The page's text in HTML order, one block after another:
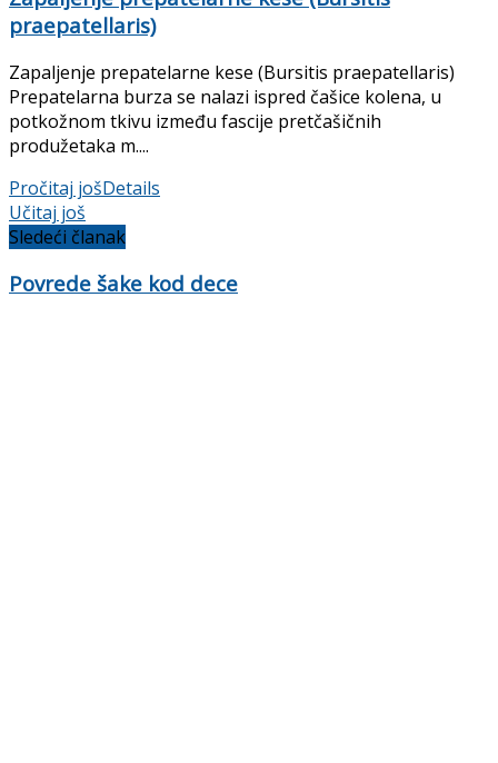
praepatellaris)
Zapaljenje prepatelarne kese (Bursitis praepatellaris)
Prepatelarna burza se nalazi ispred čašice kolena, u
potkožnom tkivu između fascije pretčašičnih
produžetaka m....
Pročitaj jošDetails
Učitaj još
Sledeći članak
Povrede šake kod dece